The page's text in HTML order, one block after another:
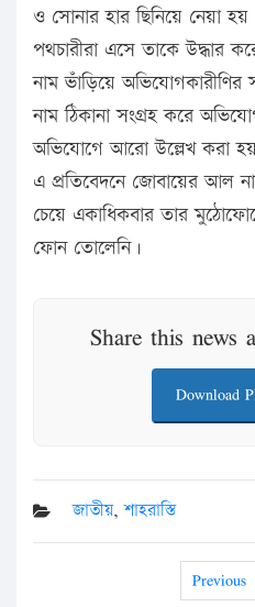
ও সোনার হার ছিনিয়ে নেয়া
পথচারীরা এসে তাকে উদ্ধার
নাম ভাঁড়িয়ে
নাম ঠিকানা সংগ্রহ করে
অভিযোগে আরো উল্লেখ করা
এ প্রতিবেদনে জোবায়ের আল
চেয়ে একাধিকবার তার
ফোন তোলেনি।
Share this news
Download
জাতীয়,শাহরাস্তি
Previous